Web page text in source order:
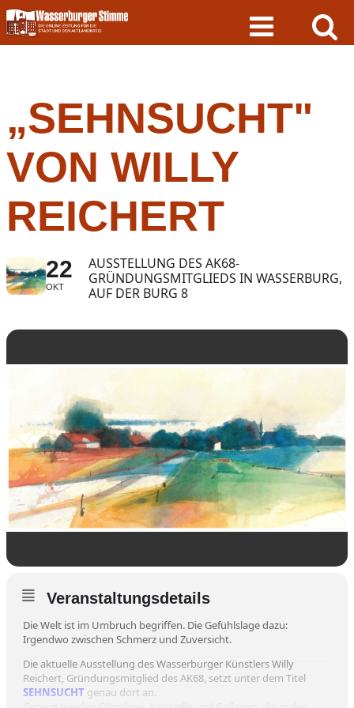
Skip
to
content
„SEHNSUCHT"
VON WILLY
REICHERT
22
OKT
AUSSTELLUNG DES AK68-
GRÜNDUNGSMITGLIEDS IN WASSERBURG,
AUF DER BURG 8
Veranstaltungsdetails
Die Welt ist im Umbruch begriffen. Die Gefühlslage dazu:
Irgendwo zwischen Schmerz und Zuversicht.
Die aktuelle Ausstellung des Wasserburger Künstlers Willy
Reichert, Gründungsmitglied des AK68, setzt unter dem Titel
SEHNSUCHT genau dort an.